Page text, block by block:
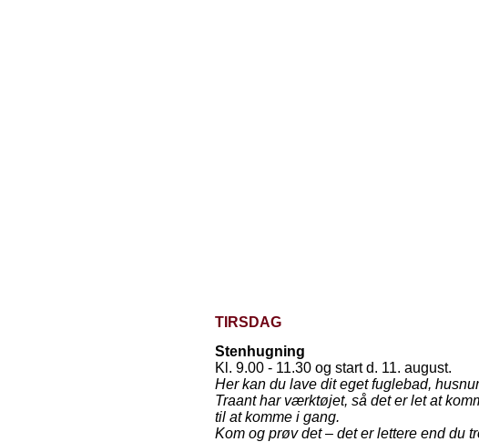
TIRSDAG
Stenhugning
Kl. 9.00 - 11.30 og start d. 11. august.
Her kan du lave dit eget fuglebad,
Traant har værktøjet, så det er let at
til at komme i gang.
Kom og prøv det – det er lettere end du